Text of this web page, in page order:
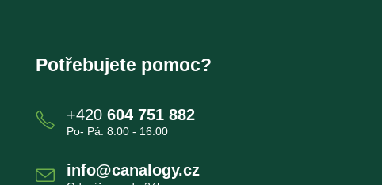
Potřebujete pomoc?
+420 604 751 882
Po- Pá: 8:00 - 16:00
info@canalogy.cz